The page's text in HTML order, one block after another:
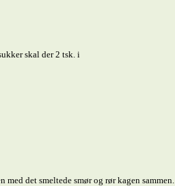
skal der 2 tsk. i
det smeltede smør og rør kagen sammen.